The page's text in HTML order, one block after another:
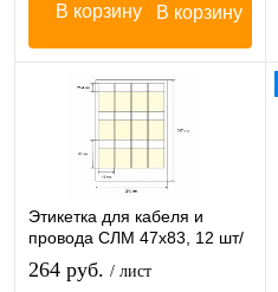
В корзину
Этикетка для кабеля и
провода СЛМ 47х83, 12 шт/
лист
264 руб. / лист